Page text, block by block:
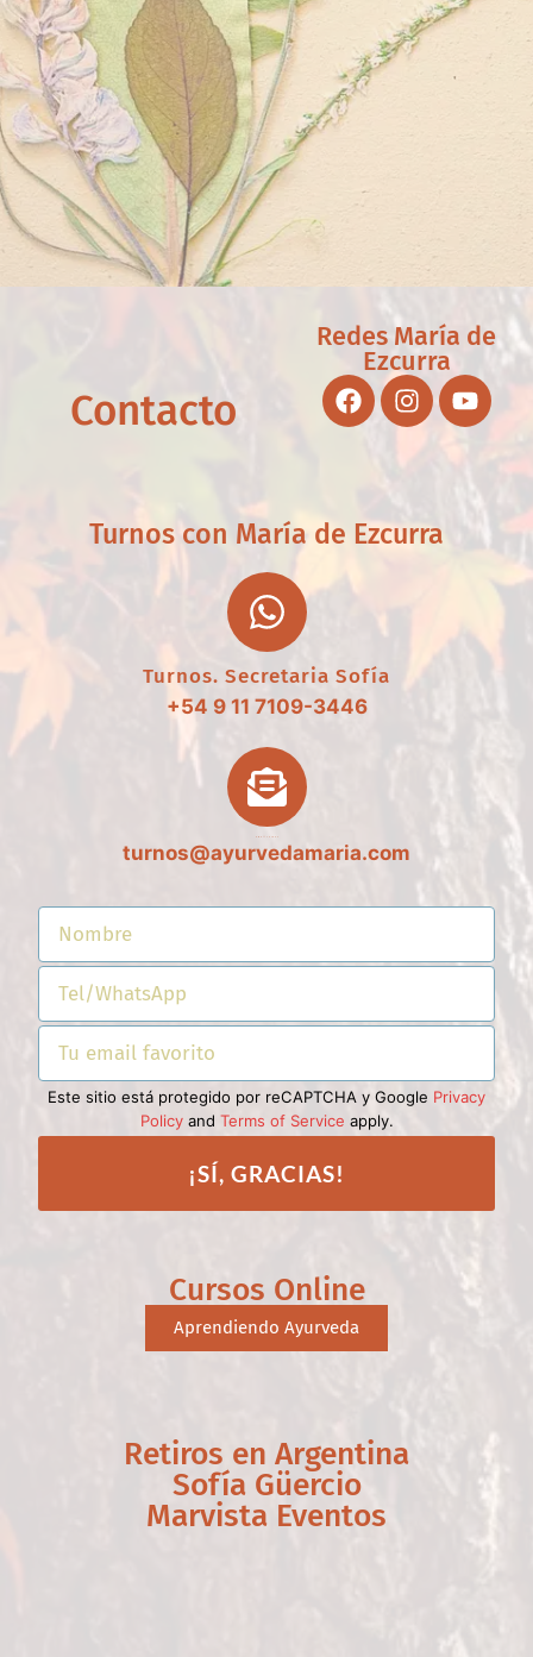
Contacto
Redes María de
Ezcurra
Turnos con María de Ezcurra
Turnos. Secretaria Sofía
+54 9 11 7109-3446
turnos@ayurvedamaria.com
Este sitio está protegido por reCAPTCHA y Google Privacy
Policyand Terms of Service apply.
¡SÍ, GRACIAS!
Cursos Online
Aprendiendo Ayurveda
Retiros en Argentina
Sofía Güercio
Marvista Eventos